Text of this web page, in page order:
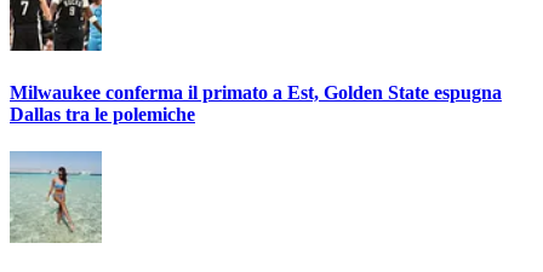
Milwaukee conferma il primato a Est, Golden State espugna
Dallas tra le polemiche